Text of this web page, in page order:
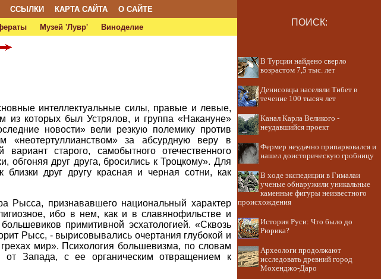
ССЫЛКИ КАРТА САЙТА
О САЙТЕ
Музей 'Лувр' Виноделие ПОИСК:
интеллектуальные силы, правые и левые,
из которых был Устрялов, и группа «Накануне»
новости» вели резкую полемику против
«неотертуллианством» за абсурдную веру в
старого, самобытного отечественного
обгоняя друг друга, бросились к Троцкому». Для
друг другу красная и черная сотни, как
Рысса, признававшего национальный характер
ибо в нем, как и в славянофильстве и
примитивной эсхатологией. «Сквозь
Рысс, - вырисовывались очертания глубокой и
мир». Психология большевизма, по словам
от Запада, с ее органическим отвращением к
В Турции найдено сверло
возрастом 7,5 тыс. лет
Денисовцы населяли Тибет в
течение 100 тысяч лет
Канал Карла Великого -
неудавшийся проект
Фермер неудачно припарковался и
нашел доисторическую гробницу
В ходе экспедиции в Гималаи
ученые обнаружили уникальные
каменные фигуры неизвестного
происхождения
История Руси: Что было до
Рюрика?
Археологи продолжают
исследовать древний город
Мохенджо-Даро